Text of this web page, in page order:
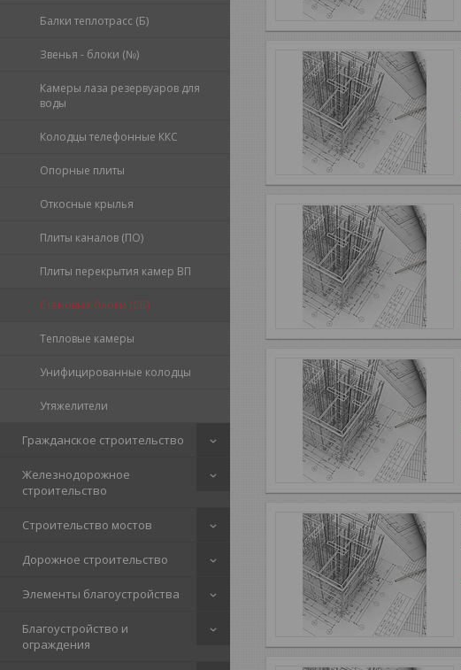
Балки теплотрасс (Б)
Звенья - блоки (№)
Камеры лаза резервуаров для
воды
Колодцы телефонные ККС
Опорные плиты
Откосные крылья
Плиты каналов (ПО)
Плиты перекрытия камер ВП
Стеновые блоки (СБ)
Тепловые камеры
Унифицированные колодцы
Утяжелители
Гражданское строительство
Железнодорожное
строительство
Строительство мостов
Дорожное строительство
Элементы благоустройства
Благоустройство и
ограждения